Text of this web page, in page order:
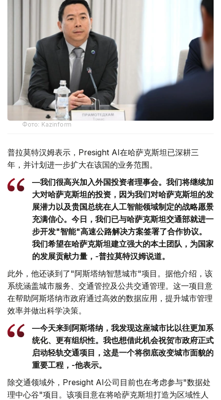
Фото: Kazinform
普拉莫特汉姆表示，Presight AI在哈萨克斯坦已深耕三
年，并计划进一步扩大在该国的业务范围。
—我们很高兴加入外国投资者理事会。我们将继续加
大对哈萨克斯坦的投资，因为我们对哈萨克斯坦的发
展潜力以及贵国总统在人工智能领域制定的战略愿景
充满信心。今日，我们已与哈萨克斯坦交通部就进一
步开发"智能"高速公路解决方案签署了合作协议。
我们希望在哈萨克斯坦建立强大的本土团队，为国家
的发展贡献力量，-普拉莫特汉姆说道。
此外，他还谈到了"阿斯塔纳智慧城市"项目。据他介绍，该
系统涵盖城市服务、交通管控及公共交通管理。这一项目意
在帮助阿斯塔纳市政府通过高效的数据应用，提升城市管理
效率并做出科学决策。
—今天来到阿斯塔纳，我发现这座城市比以往更加系
统化、更有组织性。我也想借此机会祝贺市政府正式
启动轻轨交通项目，这是一个将彻底改变城市面貌的
重要工程，-他表示。
除交通领域外，Presight AI公司目前也在考虑参与"数据处
理中心谷"项目。该项目意在将哈萨克斯坦打造为区域性人